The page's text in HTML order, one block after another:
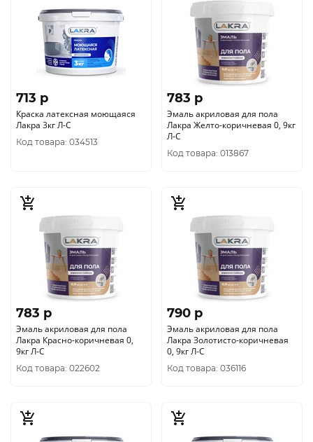
713 p
Краска латексная моющаяся
Лакра 3кг Л-С
Код товара: 034513
783 p
Эмаль акриловая для пола
Лакра Желто-коричневая 0, 9кг
Л-С
Код товара: 013867
783 p
Эмаль акриловая для пола
Лакра Красно-коричневая 0,
9кг Л-С
Код товара: 022602
790 p
Эмаль акриловая для пола
Лакра Золотисто-коричневая
0, 9кг Л-С
Код товара: 036116